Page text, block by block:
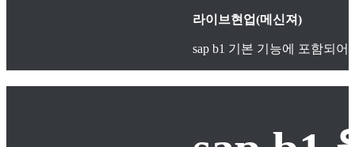
라이브현업(메신져)
sap b1 기본 기능에 포함되